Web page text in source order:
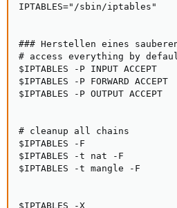
IPTABLES="/sbin/iptables"
### Herstellen eines
# access everything by
$IPTABLES -P INPUT ACCEPT
$IPTABLES -P FORWARD ACCEPT
$IPTABLES -P OUTPUT ACCEPT
# cleanup all chains
$IPTABLES -F
$IPTABLES -t nat -F
$IPTABLES -t mangle -F
$IPTABLES -X